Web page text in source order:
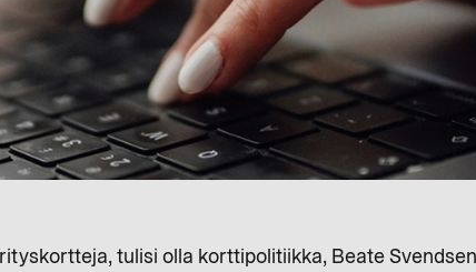
tulisi olla korttipolitiikka, Beate Svendsen